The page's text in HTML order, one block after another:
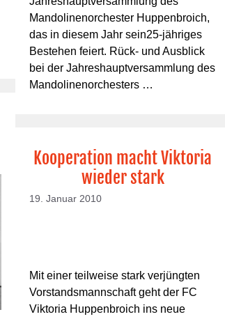
Mandolinenorchester Huppenbroich,
das in diesem Jahr sein25-jähriges
Bestehen feiert. Rück- und Ausblick
bei der Jahreshauptversammlung des
Mandolinenorchesters …
Kooperation macht Viktoria
wieder stark
19. Januar 2010
Mit einer teilweise stark verjüngten
Vorstandsmannschaft geht der FC
Viktoria Huppenbroich ins neue